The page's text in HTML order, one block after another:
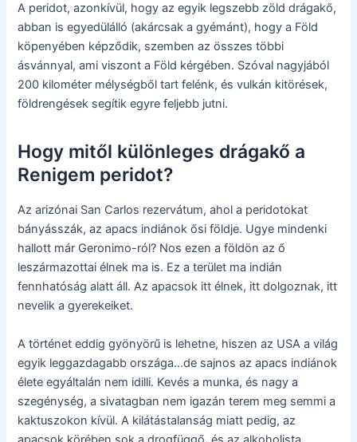
A peridot, azonkívül, hogy az egyik legszebb zöld drágakő,
abban is egyedülálló (akárcsak a gyémánt), hogy a Föld
köpenyében képződik, szemben az összes többi
ásvánnyal, ami viszont a Föld kérgében. Szóval nagyjából
200 kilométer mélységből tart felénk, és vulkán kitörések,
földrengések segítik egyre feljebb jutni.
Hogy mitől különleges drágakő a
Renigem peridot?
Az arizónai San Carlos rezervátum, ahol a peridotokat
bányásszák, az apacs indiánok ősi földje. Ugye mindenki
hallott már Geronimo-ról? Nos ezen a földön az ő
leszármazottai élnek ma is. Ez a terület ma indián
fennhatóság alatt áll. Az apacsok itt élnek, itt dolgoznak, itt
nevelik a gyerekeiket.
A történet eddig gyönyörű is lehetne, hiszen az USA a világ
egyik leggazdagabb országa…de sajnos az apacs indiánok
élete egyáltalán nem idilli. Kevés a munka, és nagy a
szegénység, a sivatagban nem igazán terem meg semmi a
kaktuszokon kívül. A kilátástalanság miatt pedig, az